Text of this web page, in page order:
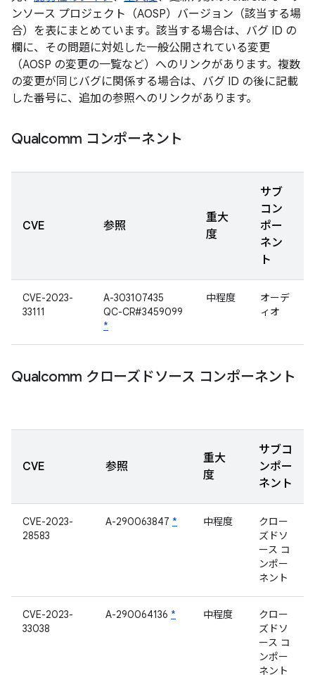
ンソース プロジェクト（AOSP）バージョン（該当する場
合）を表にまとめています。該当する場合は、バグ ID の
欄に、その問題に対処した一般公開されている変更
（AOSP の変更の一覧など）へのリンクがあります。複数
の変更が同じバグに関係する場合は、バグ ID の後に記載
した番号に、追加の参照へのリンクがあります。
Qualcomm コンポーネント
CVE 参照
重大
度
サブ
コン
ポー
ネン
ト
CVE-2023-
33111
A-303107435
QC-CR#3459099
*
中程度
オーデ
ィオ
Qualcomm クローズドソース コンポーネント
CVE 参照
重大
度
サブコ
ンポー
ネント
CVE-2023-
28583
A-290063847 * 中程度
クロー
ズドソ
ース コ
ンポー
ネント
CVE-2023-
33038
A-290064136 * 中程度
クロー
ズドソ
ース コ
ンポー
ネント